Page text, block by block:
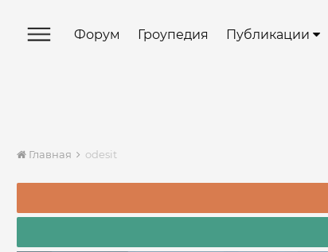
Форум Гроупедия Публикации
Главная odesit